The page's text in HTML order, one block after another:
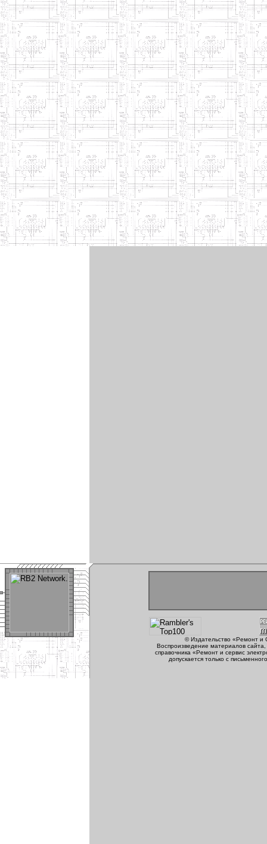
© Издательство «Ремонт
Воспроизведение материалов
справочника «Ремонт и сервис
допускается только с